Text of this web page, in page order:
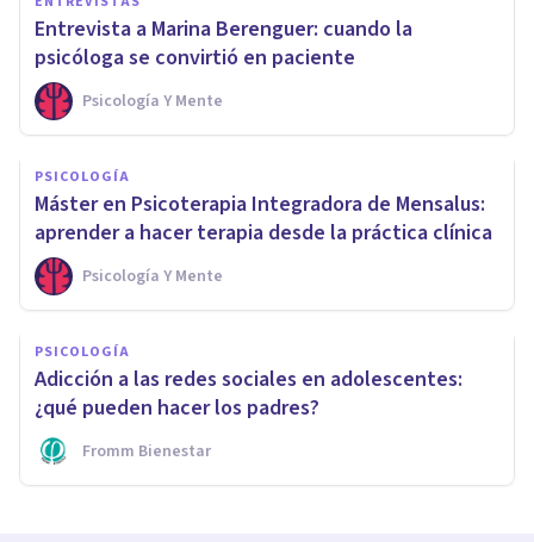
Entrevista a Marina Berenguer: cuando la
psicóloga se convirtió en paciente
Psicología Y Mente
PSICOLOGÍA
Máster en Psicoterapia Integradora de Mensalus:
aprender a hacer terapia desde la práctica clínica
Psicología Y Mente
PSICOLOGÍA
Adicción a las redes sociales en adolescentes:
¿qué pueden hacer los padres?
Fromm Bienestar